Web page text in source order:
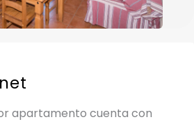
apartamento cuenta con